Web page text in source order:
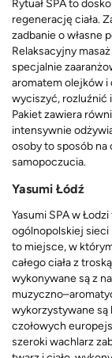
Rytuał SPA to
regenerację ciała.
zadbanie o własne
Relaksacyjny
specjalnie
aromatem olejków i
wyciszyć, rozluźnić
Pakiet zawiera
intensywnie
osoby to sposób
samopoczucia.
Yasumi Łódź
Yasumi SPA w
ogólnopolskiej sieci
to miejsce, w
całego ciała z
wykonywane są z
wykorzystywane są
czołowych
szeroki wachlarz